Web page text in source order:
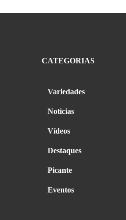
CATEGORIAS
Variedades
Noticias
Vídeos
Destaques
Picante
Eventos